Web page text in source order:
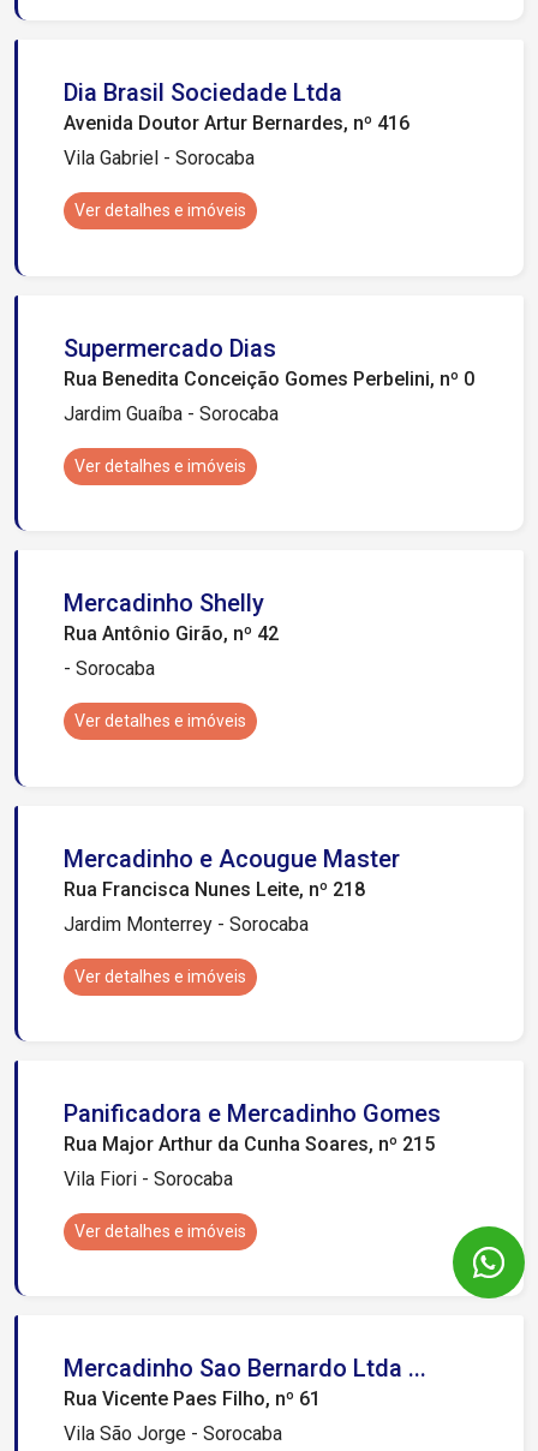
Dia Brasil Sociedade Ltda
Avenida Doutor Artur Bernardes, nº 416
Vila Gabriel - Sorocaba
Ver detalhes e imóveis
Supermercado Dias
Rua Benedita Conceição Gomes Perbelini, nº 0
Jardim Guaíba - Sorocaba
Ver detalhes e imóveis
Mercadinho Shelly
Rua Antônio Girão, nº 42
- Sorocaba
Ver detalhes e imóveis
Mercadinho e Acougue Master
Rua Francisca Nunes Leite, nº 218
Jardim Monterrey - Sorocaba
Ver detalhes e imóveis
Panificadora e Mercadinho Gomes
Rua Major Arthur da Cunha Soares, nº 215
Vila Fiori - Sorocaba
Ver detalhes e imóveis
Mercadinho Sao Bernardo Ltda ...
Rua Vicente Paes Filho, nº 61
Vila São Jorge - Sorocaba